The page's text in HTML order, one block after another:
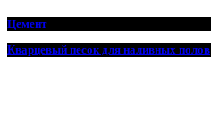
Цемент
Кварцевый песок для наливных полов